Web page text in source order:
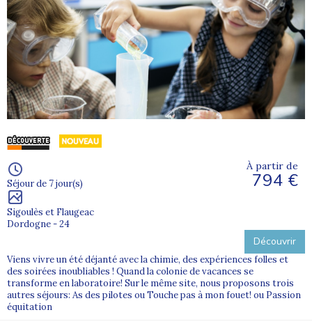
Séjour de 7 jour(s)
Sigoulès et Flaugeac
Dordogne - 24
À partir de
794 €
Découvrir
Viens vivre un été déjanté avec la chimie, des expériences folles et
des soirées inoubliables ! Quand la colonie de vacances se
transforme en laboratoire! Sur le même site, nous proposons trois
autres séjours: As des pilotes ou Touche pas à mon fouet! ou Passion
équitation